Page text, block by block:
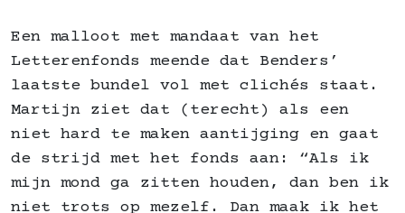
Een malloot met mandaat van het
Letterenfonds meende dat Benders’
laatste bundel vol met clichés staat.
Martijn ziet dat (terecht) als een
niet hard te maken aantijging en gaat
de strijd met het fonds aan: “Als ik
mijn mond ga zitten houden, dan ben ik
niet trots op mezelf. Dan maak ik het